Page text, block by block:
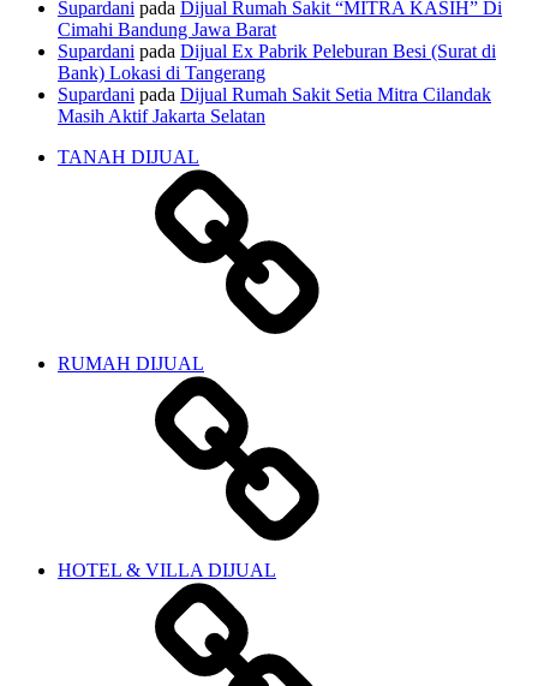
Supardani pada Dijual Rumah Sakit “MITRA KASIH” Di
Cimahi Bandung Jawa Barat
Supardani pada Dijual Ex Pabrik Peleburan Besi (Surat di
Bank) Lokasi di Tangerang
Supardani pada Dijual Rumah Sakit Setia Mitra Cilandak
Masih Aktif Jakarta Selatan
TANAH DIJUAL
RUMAH DIJUAL
HOTEL & VILLA DIJUAL